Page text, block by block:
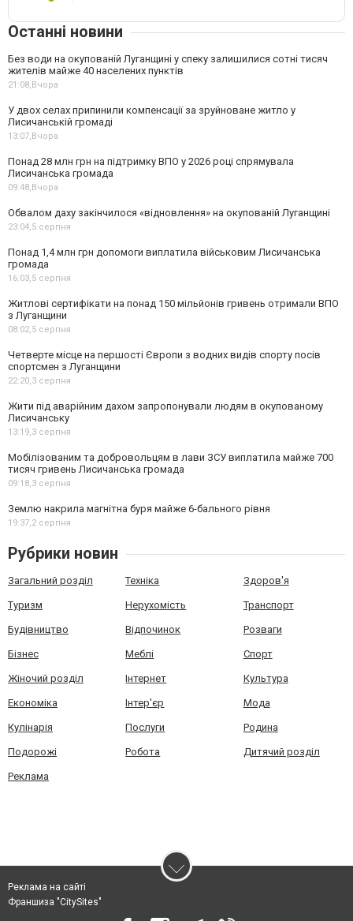
Останні новини
Без води на окупованій Луганщині у спеку залишилися сотні тисяч
жителів майже 40 населених пунктів
21:08,Вчора
У двох селах припинили компенсації за зруйноване житло у
Лисичанській громаді
13:07,Вчора
Понад 28 млн грн на підтримку ВПО у 2026 році спрямувала
Лисичанська громада
09:48,Вчора
Обвалом даху закінчилося «відновлення» на окупованій Луганщині
23:04,5 серпня
Понад 1,4 млн грн допомоги виплатила військовим Лисичанська
громада
16:03,5 серпня
Житлові сертифікати на понад 150 мільйонів гривень отримали ВПО
з Луганщини
08:02,5 серпня
Четверте місце на першості Європи з водних видів спорту посів
спортсмен з Луганщини
22:20,3 серпня
Жити під аварійним дахом запропонували людям в окупованому
Лисичанську
13:19,3 серпня
Мобілізованим та добровольцям в лави ЗСУ виплатила майже 700
тисяч гривень Лисичанська громада
09:18,3 серпня
Землю накрила магнітна буря майже 6-бального рівня
19:37,2 серпня
Рубрики новин
Загальний розділ Техніка Здоров'я
Туризм Нерухомість Транспорт
Будівництво Відпочинок Розваги
Бізнес Меблі Спорт
Жіночий розділ Інтернет Культура
Економіка Інтер'єр Мода
Кулінарія Послуги Родина
Подорожі Робота Дитячий розділ
Реклама
Реклама на сайті
Франшиза "CitySites"